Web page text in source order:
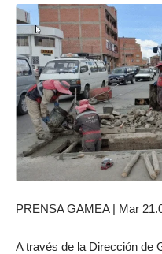
PRENSA GAMEA | Mar
A través de la Dirección de